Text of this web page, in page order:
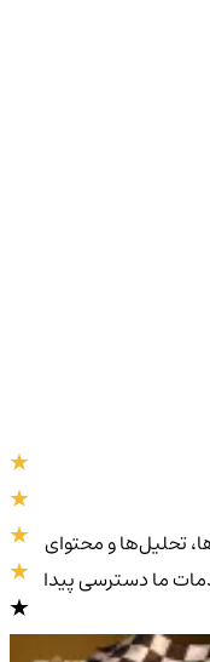
تحلیل‌ها و محتوای
ما دسترسی پیدا